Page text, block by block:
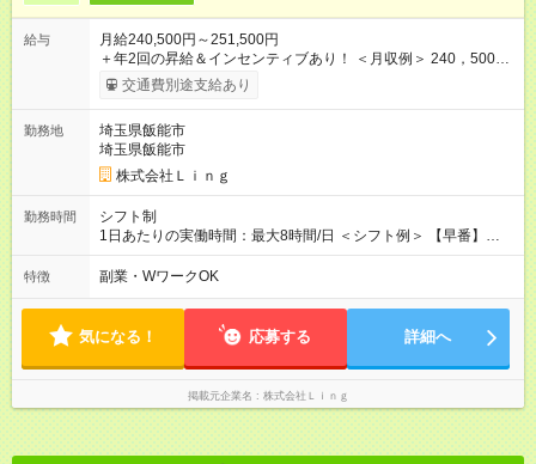
給与
月給240,500円～251,500円
＋年2回の昇給＆インセンティブあり！ ＜月収例＞ 240，500円
～＋インセンティブ＋賞与＋諸手当 ◎経験・能力を考慮し、決
定します。 ◎残業が発生した場合は、時間外手当を別途全額支
評価するため、年2回の昇給機会を設けています。 さらに、店舗
目標の達成に応じてインセンティブを支給。 チームで協力して
得られる達成感は格別です♪ また、「家電アドバイザー」などの
資格を取得すれば、資格手当も支給。 スキルアップが収入アッ
プに繋がる環境です！ 【試用期間】試用期間あり 試用期間の長
さ：3ヶ月 ※ 雇用形態と給与に、本採用時と異なる部分がありま
す。
交通費別途支給あり
勤務地
埼玉県飯能市
埼玉県飯能市
株式会社Ｌｉｎｇ
勤務時間
シフト制
1日あたりの実働時間：最大8時間/日 ＜シフト例＞ 【早番】
10:00～19:00 【遅番】12:00～21:00 ◎それぞれのご事情に合わ
せて、できるだけシフトも調整します！ ＼残業はありません！
頭、大切な人たちと過ごすなど、プライベートもしっかり大切
にしながらご活躍いただけます♪
特徴 副業・WワークOK
気になる！ 応募する 詳細へ
掲載元企業名 株式会社Ｌｉｎｇ